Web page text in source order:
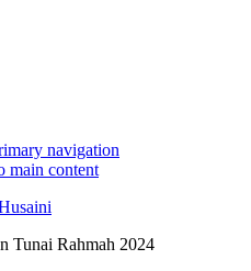
navigation
main content
Tunai Rahmah 2024